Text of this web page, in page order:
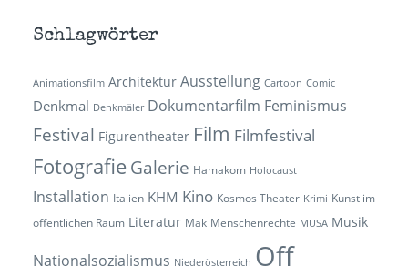
Schlagwörter
Animationsfilm Architektur Ausstellung Cartoon Comic
Denkmal Denkmäler Dokumentarfilm Feminismus
Festival Figurentheater Film Filmfestival
Fotografie Galerie Hamakom Holocaust
Installation Italien KHM Kino Kosmos Theater Krimi Kunst im
öffentlichen Raum Literatur Mak Menschenrechte MUSA Musik
Nationalsozialismus Niederösterreich Off